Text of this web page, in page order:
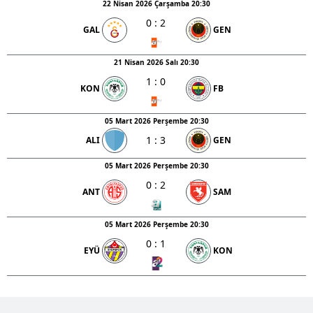
22 Nisan 2026 Çarşamba 20:30
GAL
0: 2
GEN
21 Nisan 2026 Salı 20:30
KON
1 : 0
FB
05 Mart 2026 Perşembe 20:30
ALI 1 : 3 GEN
05 Mart 2026 Perşembe 20:30
ANT
0: 2
SAM
05 Mart 2026 Perşembe 20:30
EYÜ
0: 1
KON